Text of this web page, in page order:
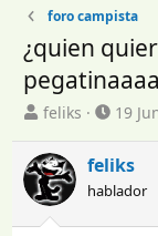
foro campista
¿quien
I
i
c
i
a
feliks
F
h
a
19
feliks
hablador